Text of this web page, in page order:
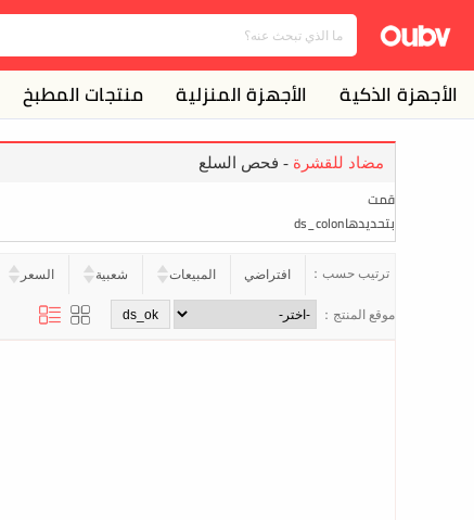
الأجهزة الذكية الأجهزة المنزلية منتجات المطبخ
مضاد للقشرة - فحص السلع
قمت
بتحديدهاds_colon
ترتيب حسب： افتراضي المبيعات شعبية السعر
موقع المنتج：